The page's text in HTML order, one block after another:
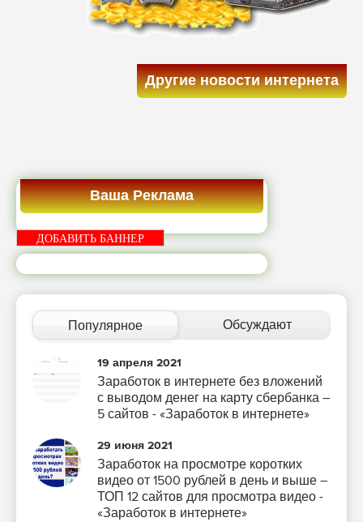
Другие новости интернета
Ваша Реклама
ДОБАВИТЬ БАННЕР
Популярное Обсуждают
19 апреля 2021
Заработок в интернете без вложений
с выводом денег на карту сбербанка –
5 сайтов - «Заработок в интернете»
29 июня 2021
Заработок на просмотре коротких
видео от 1500 рублей в день и выше –
ТОП 12 сайтов для просмотра видео -
«Заработок в интернете»